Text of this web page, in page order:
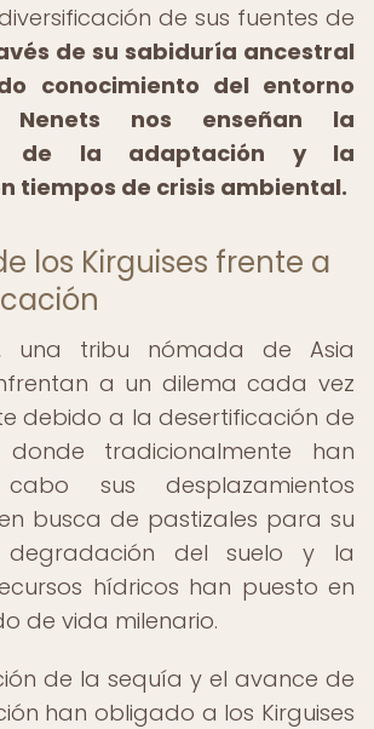
de sus fuentes de
de su sabiduría ancestral
conocimiento del entorno
nos enseñan la
de la adaptación y la
tiempos de crisis ambiental.
los Kirguises frente a
una tribu nómada de Asia
a un dilema cada vez
debido a la desertificación de
tradicionalmente han
sus desplazamientos
busca de pastizales para su
del suelo y la
hídricos han puesto en
de vida milenario.
de la sequía y el avance de
han obligado a los Kirguises